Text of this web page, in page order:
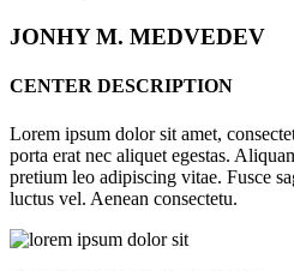
JONHYM. MEDVEDEV
CENTER DESCRIPTION
Lorem ipsum dolor sit amet,
porta erat nec aliquet egestas.
pretium leo adipiscing vitae. Fusce
luctus vel. Aenean consectetu.